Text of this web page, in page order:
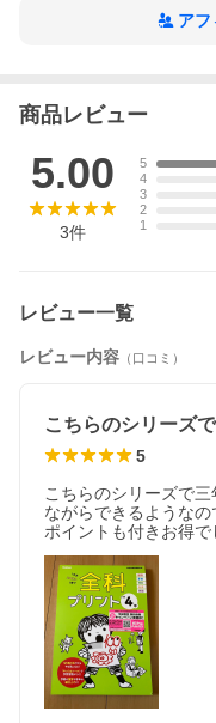
勉強した内容が身につい
ックできます。
★「やったねシール」で
「やったねシール」をボ
得られます。
努力を見える化して，や
アフ
商品レビュー
5.00
3件
5
4
3
2
1
レビュー一覧
レビュー内容 （口コミ）
5
こちらのシリーズで
ながらできるような
ポイントも付きお得で